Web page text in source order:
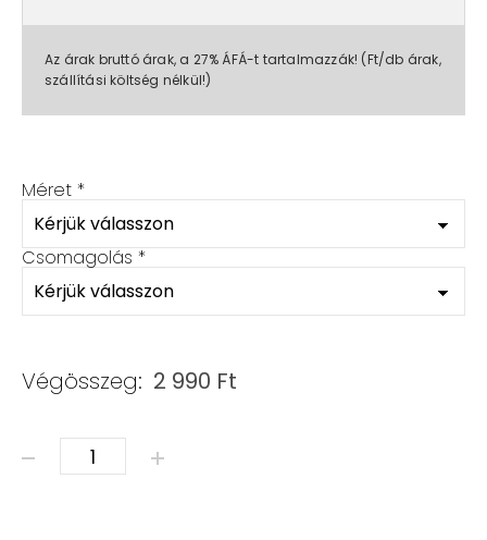
Az árak bruttó árak, a 27% ÁFÁ-t tartalmazzák! (Ft/db árak,
szállítási költség nélkül!)
Méret *
Csomagolás *
Végösszeg: 2 990 Ft